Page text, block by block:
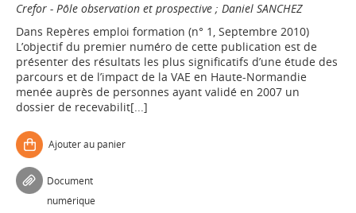
Crefor - Pôle observation et prospective ; Daniel SANCHEZ
Dans Repères emploi formation (n° 1, Septembre 2010)
L’objectif du premier numéro de cette publication est de
présenter des résultats les plus significatifs d’une étude des
parcours et de l’impact de la VAE en Haute-Normandie
menée auprès de personnes ayant validé en 2007 un
dossier de recevabilit[...]
Ajouter au panier
Document
numérique